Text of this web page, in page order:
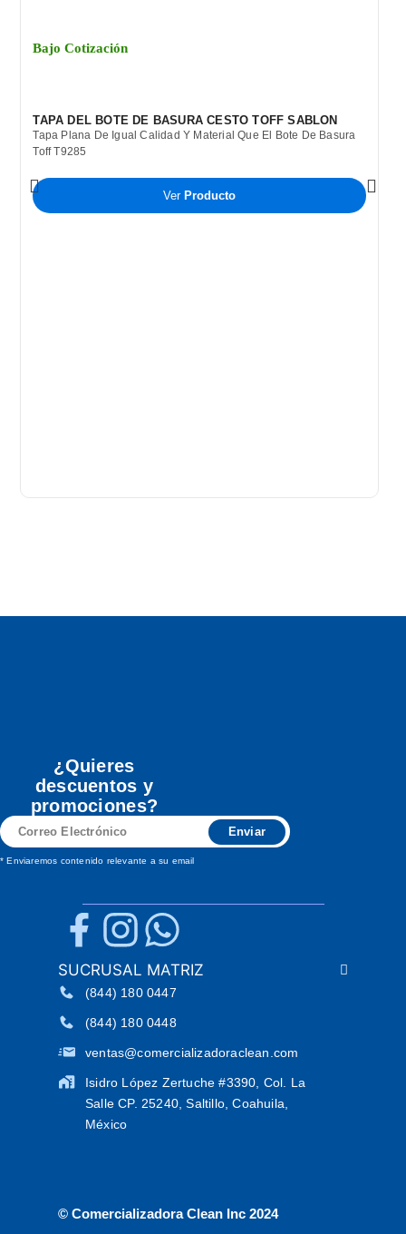
Bajo Cotización
TAPA DEL BOTE DE BASURA CESTO TOFF SABLON
Tapa Plana De Igual Calidad Y Material Que El Bote De Basura
Toff T9285
Ver Producto
¿Quieres
descuentos y
promociones?
Correo
Electrónico
Enviar
* Enviaremos contenido relevante a su email
SUCRUSAL MATRIZ
(844) 180 0447
(844) 180 0448
ventas@comercializadoraclean.com
Isidro López Zertuche #3390, Col. La
Salle CP. 25240, Saltillo, Coahuila,
México
© Comercializadora Clean Inc 2024